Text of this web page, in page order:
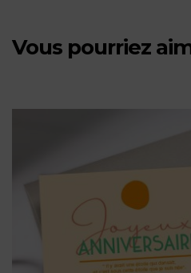
Vous pourriez